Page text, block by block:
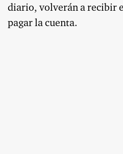
diario, volverán a recibir
pagar la cuenta.